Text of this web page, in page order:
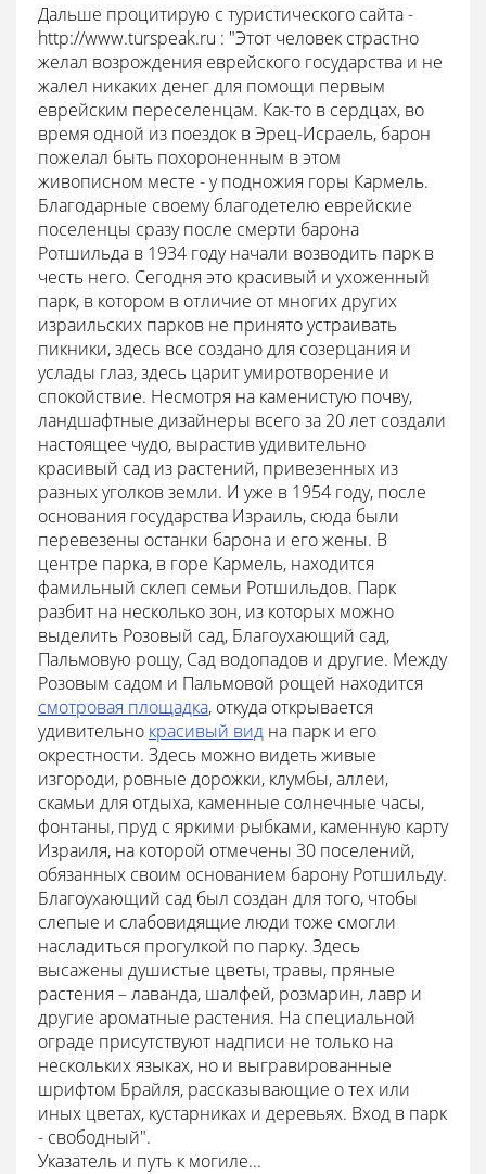
Дальше процитирую с туристического сайта -
http://www.turspeak.ru : "Этот человек страстно
желал возрождения еврейского государства и не
жалел никаких денег для помощи первым
еврейским переселенцам. Как-то в сердцах, во
время одной из поездок в Эрец-Исраель, барон
пожелал быть похороненным в этом
живописном месте - у подножия горы Кармель.
Благодарные своему благодетелю еврейские
поселенцы сразу после смерти барона
Ротшильда в 1934 году начали возводить парк в
честь него. Сегодня это красивый и ухоженный
парк, в котором в отличие от многих других
израильских парков не принято устраивать
пикники, здесь все создано для созерцания и
услады глаз, здесь царит умиротворение и
спокойствие. Несмотря на каменистую почву,
ландшафтные дизайнеры всего за 20 лет создали
настоящее чудо, вырастив удивительно
красивый сад из растений, привезенных из
разных уголков земли. И уже в 1954 году, после
основания государства Израиль, сюда были
перевезены останки барона и его жены. В
центре парка, в горе Кармель, находится
фамильный склеп семьи Ротшильдов. Парк
разбит на несколько зон, из которых можно
выделить Розовый сад, Благоухающий сад,
Пальмовую рощу, Сад водопадов и другие. Между
Розовым садом и Пальмовой рощей находится
смотровая площадка, откуда открывается
удивительно красивый вид на парк и его
окрестности. Здесь можно видеть живые
изгороди, ровные дорожки, клумбы, аллеи,
скамьи для отдыха, каменные солнечные часы,
фонтаны, пруд с яркими рыбками, каменную карту
Израиля, на которой отмечены 30 поселений,
обязанных своим основанием барону Ротшильду.
Благоухающий сад был создан для того, чтобы
слепые и слабовидящие люди тоже смогли
насладиться прогулкой по парку. Здесь
высажены душистые цветы, травы, пряные
растения – лаванда, шалфей, розмарин, лавр и
другие ароматные растения. На специальной
ограде присутствуют надписи не только на
нескольких языках, но и выгравированные
шрифтом Брайля, рассказывающие о тех или
иных цветах, кустарниках и деревьях. Вход в парк
- свободный".
Указатель и путь к могиле...